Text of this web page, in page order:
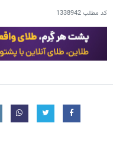
کد مطلب1338942